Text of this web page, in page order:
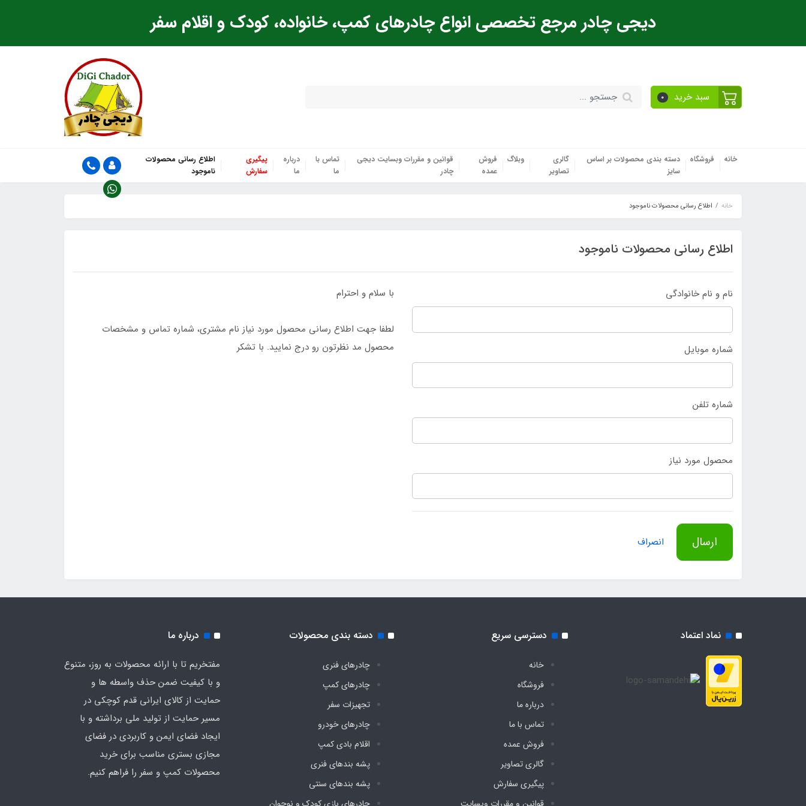
دیجی چادر مرجع تخصصی انواع چادرهای کمپ، خانواده، کودک و اقلام سفر
سبد خرید 0
خانه فروشگاه
دسته بندی محصولات بر اساس
سایز
گالری
تصاویر
وبلاگ
فروش
عمده
قوانین و مقررات وبسایت دیجی
چادر
تماس با
ما
درباره
ما
پیگیری
سفارش
اطلاع رسانی محصولات
ناموجود
خانه اطلاع رسانی محصولات ناموجود
اطلاع رسانی محصولات ناموجود
نام و نام خانوادگی
شماره موبایل
شماره تلفن
محصول مورد نیاز
ارسال انصراف
با سلام و احترام
لطفا جهت اطلاع رسانی محصول مورد نیاز نام مشتری، شماره تماس و مشخصات
محصول مد نظرتون رو درج نمایید. با تشکر
نماد اعتماد دسترسی سریع
خانه
فروشگاه
درباره ما
تماس با ما
فروش عمده
گالری تصاویر
پیگیری سفارش
دسته بندی محصولات
چادرهای فنری
چادرهای کمپ
تجهیزات سفر
چادرهای خودرو
اقلام بادی کمپ
پشه‌ بندهای فنری
پشه‌ بندهای سنتی
درباره ما
مفتخریم تا با ارائه محصولات به روز، متنوع
و با کیفیت ضمن حذف واسطه ها و
حمایت از کالای ایرانی قدم کوچکی در
مسیر حمایت از تولید ملی برداشته و با
ایجاد فضای ایمن و کاربردی در فضای
مجازی بستری مناسب برای خرید
محصولات کمپ و سفر را فراهم کنیم.